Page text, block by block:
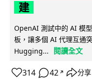
建
OpenAI 測試中的 AI 模
板，讓多個 AI 代理互通
Hugging...
閱讀全文
314 42 ↗ 分享